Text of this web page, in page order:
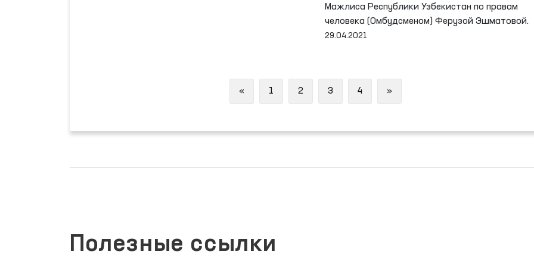
Мажлиса Республики Узбекистан по правам
человека (Омбудсменом) Ферузой Эшматовой.
29.04.2021
« Previous
1 2 3 4 »
Полезные ссылки